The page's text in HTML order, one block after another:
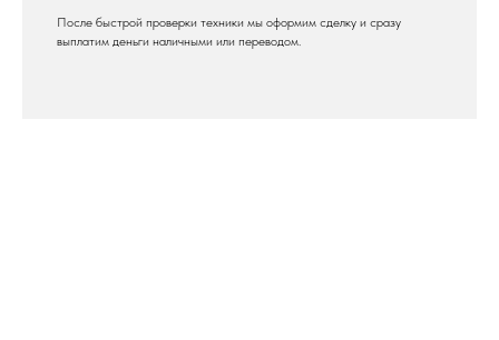
После быстрой проверки техники мы оформим сделку и сразу
выплатим деньги наличными или переводом.